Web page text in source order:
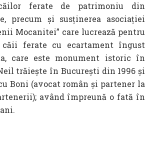
căilor ferate de patrimoniu din
precum și susținerea asociației
Mocanitei” care lucrează pentru
căii ferate cu ecartament îngust
care este monument istoric în
trăiește în București din 1996 și
Boni (avocat român și partener la
având împreună o fată în